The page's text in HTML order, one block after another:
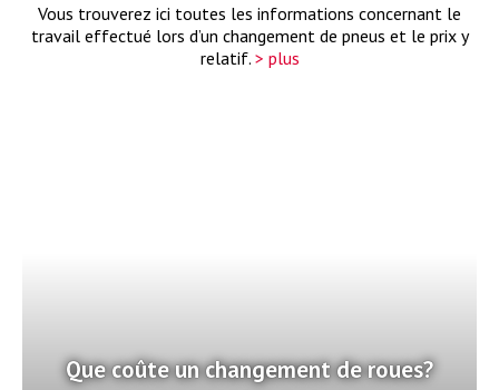
Vous trouverez ici toutes les informations concernant le
travail effectué lors d’un changement de pneus et le prix y
relatif. > plus
Que coûte un changement de roues?